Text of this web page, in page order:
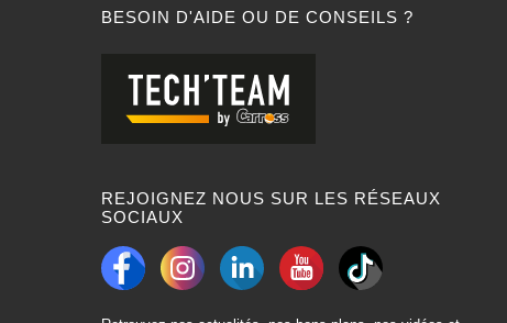
BESOIN D'AIDE OU DE CONSEILS ?
REJOIGNEZ NOUS SUR LES RÉSEAUX
SOCIAUX